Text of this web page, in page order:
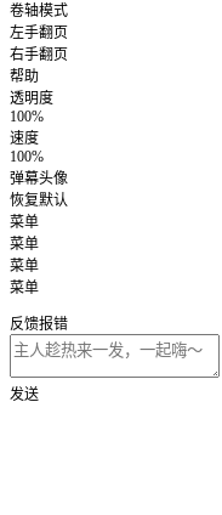
卷轴模式
左手翻页
右手翻页
帮助
透明度
100%
速度
100%
弹幕头像
恢复默认
菜单
菜单
菜单
菜单
反馈报错
发送